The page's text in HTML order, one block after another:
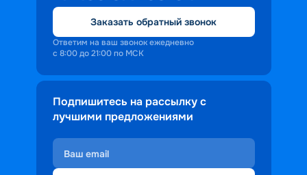
Заказать обратный звонок
Ответим на ваш звонок ежедневно
с 8:00 до 21:00 по МСК
Подпишитесь на рассылку с
лучшими предложениями